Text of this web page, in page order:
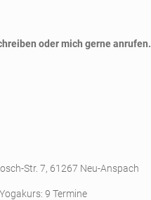
oder mich gerne anrufen.
Str. 7, 61267 Neu-Anspach
Yogakurs: 9 Termine